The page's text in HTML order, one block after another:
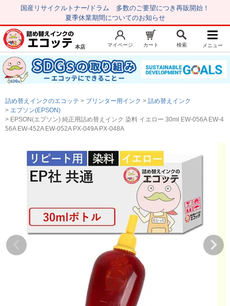
国産リサイクルトナー/ドラム 多数のご要望につき再販開始！
夏季休業期間についてのお知らせ
新規会員登録 マイページ
トップページ お気に入り
注文履歴 レビュー履歴
はじめての方へ
初心者用セット
キャノンインク
ブラザーインク
詰め替えインク
互換インクボトル
互換インクカートリッジ
再生インクカートリッジ
本店 マイページ カート 検索 メニュー
詰め替えインクのエコッテ プリンター用インク
詰め替えインク
エプソン(EPSON)
EPSON(エプソン) 純正用詰め替えインク 染料 イエロー 30ml EW-056A EW-4
56A EW-452A EW-052A PX-049A PX-048A